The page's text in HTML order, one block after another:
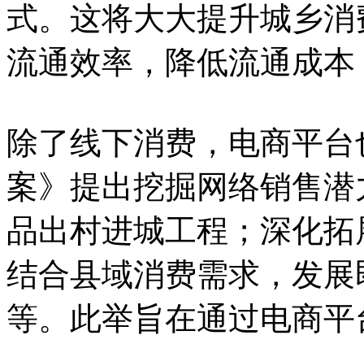
式。这将大大提升城乡
流通效率，降低流通成
除了线下消费，电商平
案》提出挖掘网络销售
品出村进城工程；深化
结合县域消费需求，发
等。此举旨在通过电商